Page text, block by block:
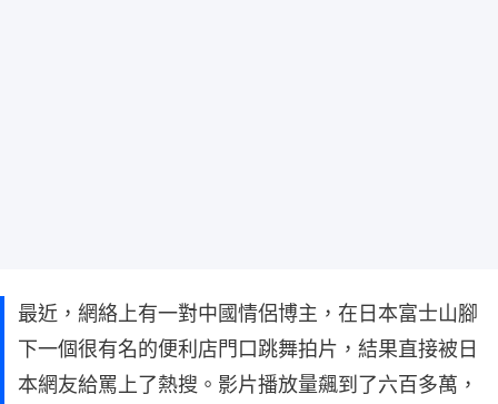
最近，網絡上有一對中國情侶博主，在日本富士山腳
下一個很有名的便利店門口跳舞拍片，結果直接被日
本網友給罵上了熱搜。影片播放量飆到了六百多萬，